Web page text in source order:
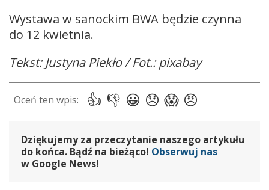
Wystawa w sanockim BWA będzie czynna
do 12 kwietnia.
Tekst: Justyna Piekło / Fot.: pixabay
Dziękujemy za przeczytanie naszego artykułu
do końca. Bądź na bieżąco! Obserwuj nas
w Google News!